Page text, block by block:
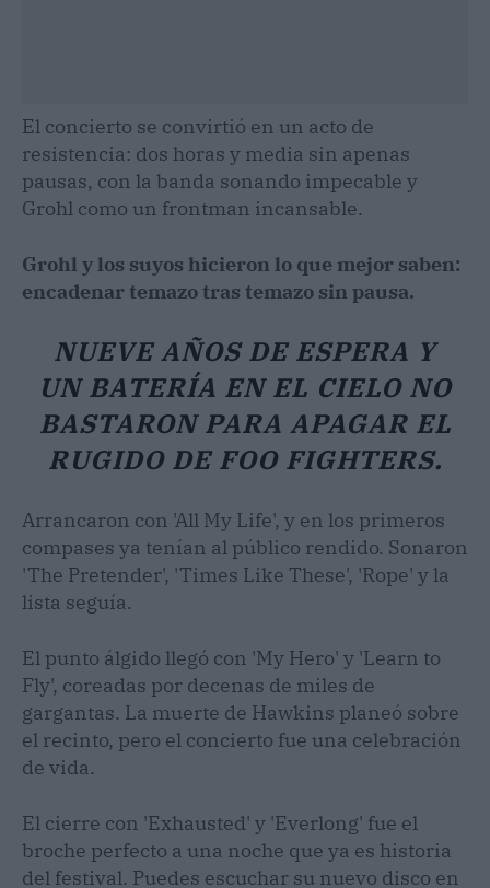
El concierto se convirtió en un acto de
resistencia: dos horas y media sin apenas
pausas, con la banda sonando impecable y
Grohl como un frontman incansable.
Grohl y los suyos hicieron lo que mejor saben:
encadenar temazo tras temazo sin pausa.
NUEVE AÑOS DE ESPERA Y
UN BATERÍA EN EL CIELO NO
BASTARON PARA APAGAR EL
RUGIDO DE FOO FIGHTERS.
Arrancaron con 'All My Life', y en los primeros
compases ya tenían al público rendido. Sonaron
'The Pretender', 'Times Like These', 'Rope' y la
lista seguía.
El punto álgido llegó con 'My Hero' y 'Learn to
Fly', coreadas por decenas de miles de
gargantas. La muerte de Hawkins planeó sobre
el recinto, pero el concierto fue una celebración
de vida.
El cierre con 'Exhausted' y 'Everlong' fue el
broche perfecto a una noche que ya es historia
del festival. Puedes escuchar su nuevo disco en